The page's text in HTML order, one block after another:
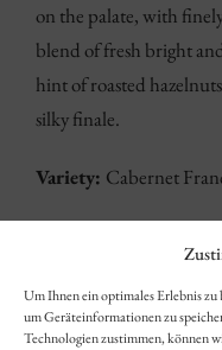
Um Ihnen ein optimales Erlebnis
um Geräteinformationen zu
Technologien zustimmen, können
on the palate, with
blend of fresh bright
hint of roasted
silky finale.
Variety: Cabernet
Vintage:2022